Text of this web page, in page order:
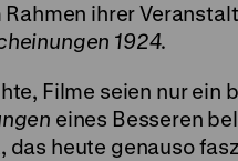
ihrer
1924.
Filme seien nur ein
eines Besseren
das heute genauso